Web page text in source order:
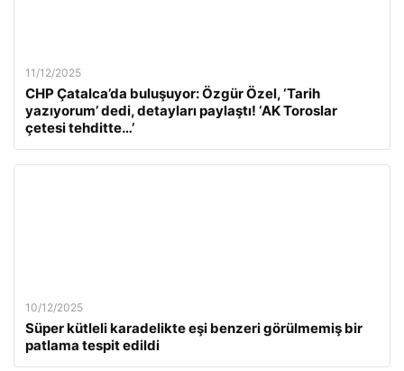
11/12/2025
CHP Çatalca’da buluşuyor: Özgür Özel, ‘Tarih
yazıyorum’ dedi, detayları paylaştı! ‘AK Toroslar
çetesi tehditte…’
10/12/2025
Süper kütleli karadelikte eşi benzeri görülmemiş bir
patlama tespit edildi